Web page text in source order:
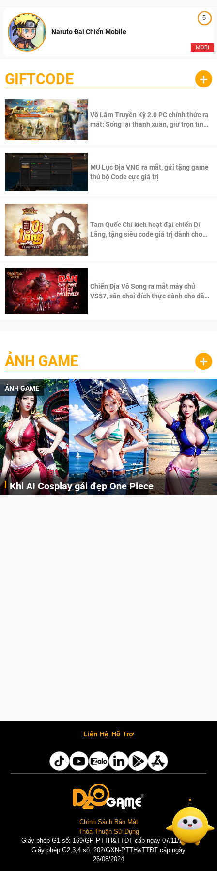
5
MOBI
Naruto Đại Chiến Mobile
GIFTCODE +
Võ Lâm Truyền Kỳ 2.0 PC chính thức ra
mắt: Sống lại thanh xuân, giữ trọn tinh
MU Lục Địa VNG ra mắt, gửi tặng game
thủ bộ Code cực giá trị
Tam Quốc Chí kích hoạt đại chiến Di
Lăng, tặng siêu code giá trị dành cho
Chiến Địa Vô Song ra mắt máy chủ
VS57, sân chơi đích thực dành cho dân
ẢNH GAME +
ẢNH GAME
Khi AI Cosplay gái đẹp One Piece
Liên Hệ Hỗ Trợ
Chính Sách Bảo Mật
Thỏa Thuận Sử Dụng
Giấy phép G1 số: 169/GP-PTTH&TTĐT cấp ngày 07/11/2025 |
Giấy phép G2,3,4 số: 202/GXN-PTTH&TTĐT cấp ngày
26/08/2024